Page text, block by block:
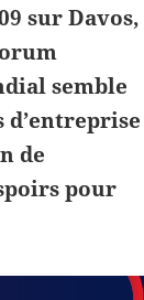
sur Davos,
semble
de
pour